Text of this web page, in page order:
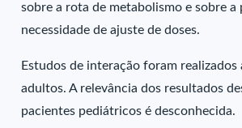
sobre a rota de metabolismo e sobre a
necessidade de ajuste de doses.
Estudos de interação foram realizados
adultos. A relevância dos resultados
pacientes pediátricos é desconhecida.